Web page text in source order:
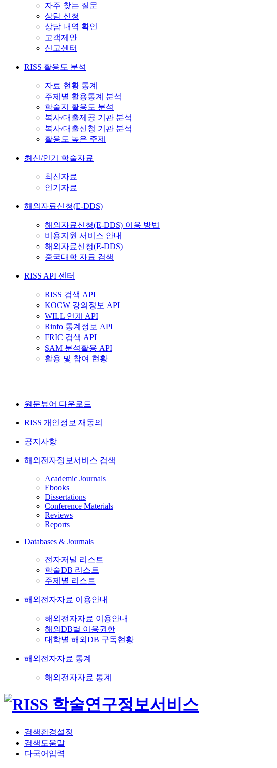
자주 찾는 질문
상담 신청
상담 내역 확인
고객제안
신고센터
RISS 활용도 분석
자료 현황 통계
주제별 활용통계 분석
학술지 활용도 분석
복사/대출제공 기관 분석
복사/대출신청 기관 분석
활용도 높은 주제
최신/인기 학술자료
최신자료
인기자료
해외자료신청(E-DDS)
해외자료신청(E-DDS) 이용 방법
비용지원 서비스 안내
해외자료신청(E-DDS)
중국대학 자료 검색
RISS API 센터
RISS 검색 API
KOCW 강의정보 API
WILL 연계 API
Rinfo 통계정보 API
FRIC 검색 API
SAM 분석활용 API
활용 및 참여 현황
원문뷰어 다운로드
RISS 개인정보 재동의
공지사항
해외전자정보서비스 검색
Academic Journals
Ebooks
Dissertations
Conference Materials
Reviews
Reports
Databases & Journals
전자저널 리스트
학술DB 리스트
주제별 리스트
해외전자자료 이용안내
해외전자자료 이용안내
해외DB별 이용권한
대학별 해외DB 구독현황
해외전자자료 통계
해외전자자료 통계
검색환경설정
검색도움말
다국어입력